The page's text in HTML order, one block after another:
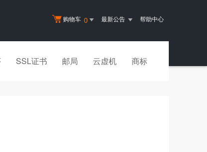
购物车 0 最新公告 帮助中心
SSL证书 邮局 云虚机 商标